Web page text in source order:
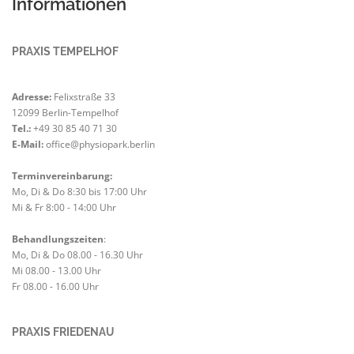
Informationen
PRAXIS TEMPELHOF
Adresse: Felixstraße 33
12099 Berlin-Tempelhof
Tel.:+49 30 85 40 71 30
E-Mail:office@physiopark.berlin
Terminvereinbarung:
Mo, Di & Do 8:30 bis 17:00 Uhr
Mi & Fr 8:00 - 14:00 Uhr
Behandlungszeiten:
Mo, Di & Do 08.00 - 16.30 Uhr
Mi 08.00 - 13.00 Uhr
Fr 08.00 - 16.00 Uhr
PRAXIS FRIEDENAU